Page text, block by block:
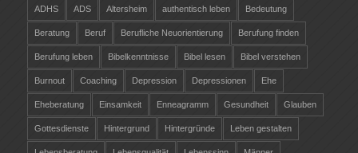
ADHS ADS Altersheim authentisch leben Bedeutung
Beratung Beruf Berufliche Neuorientierung Berufung finden
Berufung leben Bibelkenntnisse Bibel lesen Bibel verstehen
Burnout Coaching Depression Depressionen Ehe
Eheberatung Einsamkeit Enneagramm Gesundheit Glauben
Gottesdienste Hintergrund Hintergründe Leben gestalten